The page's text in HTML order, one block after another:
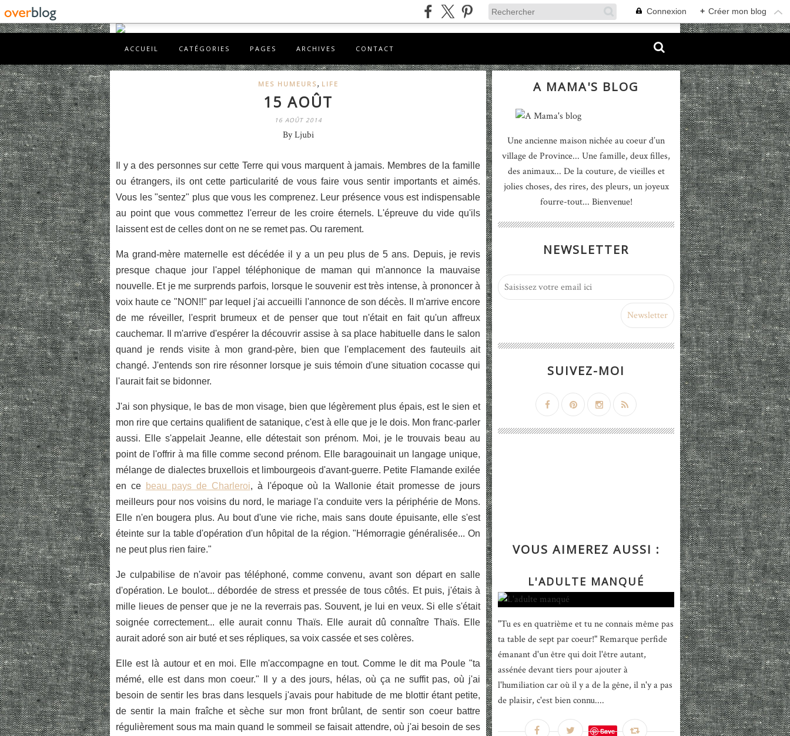
Connexion + Créer mon blog
ACCUEIL CATÉGORIES PAGES ARCHIVES CONTACT
MES HUMEURS, LIFE
15 AOÛT
16 AOÛT 2014
By Ljubi
Il y a des personnes sur cette Terre qui vous marquent à jamais. Membres de la famille
ou étrangers, ils ont cette particularité de vous faire vous sentir importants et aimés.
Vous les "sentez" plus que vous les comprenez. Leur présence vous est indispensable
au point que vous commettez l'erreur de les croire éternels. L'épreuve du vide qu'ils
laissent est de celles dont on ne se remet pas. Ou rarement.
Ma grand-mère maternelle est décédée il y a un peu plus de 5 ans. Depuis, je revis
presque chaque jour l'appel téléphonique de maman qui m'annonce la mauvaise
nouvelle. Et je me surprends parfois, lorsque le souvenir est très intense, à prononcer à
voix haute ce "NON!!" par lequel j'ai accueilli l'annonce de son décès. Il m'arrive encore
de me réveiller, l'esprit brumeux et de penser que tout n'était en fait qu'un affreux
cauchemar. Il m'arrive d'espérer la découvrir assise à sa place habituelle dans le salon
quand je rends visite à mon grand-père, bien que l'emplacement des fauteuils ait
changé. J'entends son rire résonner lorsque je suis témoin d'une situation cocasse qui
l'aurait fait se bidonner.
J'ai son physique, le bas de mon visage, bien que légèrement plus épais, est le sien et
mon rire que certains qualifient de satanique, c'est à elle que je le dois. Mon franc-parler
aussi. Elle s'appelait Jeanne, elle détestait son prénom. Moi, je le trouvais beau au
point de l'offrir à ma fille comme second prénom. Elle baragouinait un langage unique,
mélange de dialectes bruxellois et limbourgeois d'avant-guerre. Petite Flamande exilée
en ce beau pays de Charleroi, à l'époque où la Wallonie était promesse de jours
meilleurs pour nos voisins du nord, le mariage l'a conduite vers la périphérie de Mons.
Elle n'en bougera plus. Au bout d'une vie riche, mais sans doute épuisante, elle s'est
éteinte sur la table d'opération d'un hôpital de la région. "Hémorragie généralisée... On
ne peut plus rien faire."
Je culpabilise de n'avoir pas téléphoné, comme convenu, avant son départ en salle
d'opération. Le boulot... débordée de stress et pressée de tous côtés. Et puis, j'étais à
mille lieues de penser que je ne la reverrais pas. Souvent, je lui en veux. Si elle s'était
soignée correctement... elle aurait connu Thaïs. Elle aurait dû connaître Thaïs. Elle
aurait adoré son air buté et ses répliques, sa voix cassée et ses colères.
Elle est là autour et en moi. Elle m'accompagne en tout. Comme le dit ma Poule "ta
mémé, elle est dans mon coeur." Il y a des jours, hélas, où ça ne suffit pas, où j'ai
besoin de sentir les bras dans lesquels j'avais pour habitude de me blottir étant petite,
de sentir la main fraîche et sèche sur mon front brûlant, de sentir son coeur battre
régulièrement sous ma main quand le sommeil se faisait attendre, où j'ai besoin de ses
A MAMA'S BLOG
Une ancienne maison nichée au coeur d’un
village de Province... Une famille, deux filles,
des animaux... De la couture, de vieilles et
jolies choses, des rires, des pleurs, un joyeux
fourre-tout... Bienvenue!
NEWSLETTER
SUIVEZ-MOI
VOUS AIMEREZ AUSSI :
L'ADULTE MANQUÉ
"Tu es en quatrième et tu ne connais même pas
ta table de sept par coeur!" Remarque perfide
émanant d'un être qui doit l'être autant,
assénée devant tiers pour ajouter à
l'humiliation car où il y a de la gêne, il n'y a pas
de plaisir, c'est bien connu....
Save